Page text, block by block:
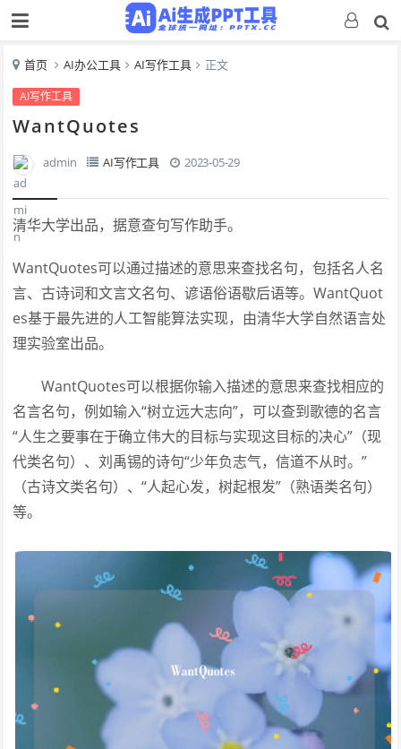
首页 AI办公工具 AI写作工具 正文
AI写作工具
WantQuotes
admin AI写作工具 2023-05-29
清华大学出品，据意查句写作助手。
WantQuotes可以通过描述的意思来查找名句，包括名人名
言、古诗词和文言文名句、谚语俗语歇后语等。WantQuot
es基于最先进的人工智能算法实现，由清华大学自然语言处
理实验室出品。
WantQuotes可以根据你输入描述的意思来查找相应的
名言名句，例如输入“树立远大志向”，可以查到歌德的名言
“人生之要事在于确立伟大的目标与实现这目标的决心”（现
代类名句）、刘禹锡的诗句“少年负志气，信道不从时。”
（古诗文类名句）、“人起心发，树起根发”（熟语类名句）
等。